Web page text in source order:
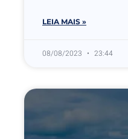
LEIA MAIS »
08/08/2023 23:44